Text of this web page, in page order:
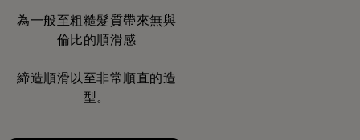
為一般至粗糙髮質帶來無與
倫比的順滑感
締造順滑以至非常順直的造
型。